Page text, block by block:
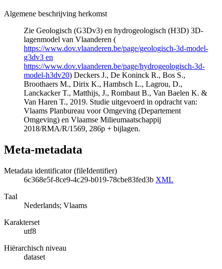
Algemene beschrijving herkomst
Zie Geologisch (G3Dv3) en hydrogeologisch (H3D) 3D-
lagenmodel van Vlaanderen (
https://www.dov.vlaanderen.be/page/geologisch-3d-model-
g3dv3 en
https://www.dov.vlaanderen.be/page/hydrogeologisch-3d-
model-h3dv20) Deckers J., De Koninck R., Bos S.,
Broothaers M., Dirix K., Hambsch L., Lagrou, D.,
Lanckacker T., Matthijs, J., Rombaut B., Van Baelen K. &
Van Haren T., 2019. Studie uitgevoerd in opdracht van:
Vlaams Planbureau voor Omgeving (Departement
Omgeving) en Vlaamse Milieumaatschappij
2018/RMA/R/1569, 286p + bijlagen.
Meta-metadata
Metadata identificator (fileIdentifier)
6c368e5f-8ce9-4c29-b019-78cbe83fed3b XML
Taal
Nederlands; Vlaams
Karakterset
utf8
Hiërarchisch niveau
dataset